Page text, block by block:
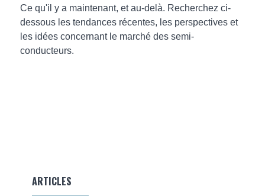
Ce qu'il y a maintenant, et au-delà. Recherchez ci-
dessous les tendances récentes, les perspectives et
les idées concernant le marché des semi-
conducteurs.
ARTICLES